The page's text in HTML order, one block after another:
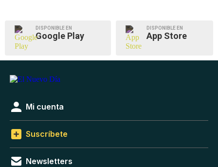
DISPONIBLE EN
Google Play
DISPONIBLE EN
App Store
Mi cuenta
Suscríbete
Newsletters